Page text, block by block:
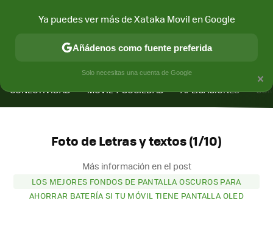
CONECTIVIDAD MÓVIL Y SOCIEDAD APLICACIONES
Foto de Letras y textos (1/10)
Más información en el post
LOS MEJORES FONDOS DE PANTALLA OSCUROS PARA
AHORRAR BATERÍA SI TU MÓVIL TIENE PANTALLA OLED
×
Ya puedes ver más de Xataka Movil en Google
Añádenos como fuente preferida
Solo necesitas una cuenta de Google